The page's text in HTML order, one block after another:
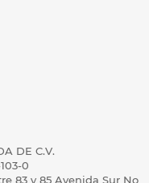
DE C.V.
0
83 y 85 Avenida Sur No